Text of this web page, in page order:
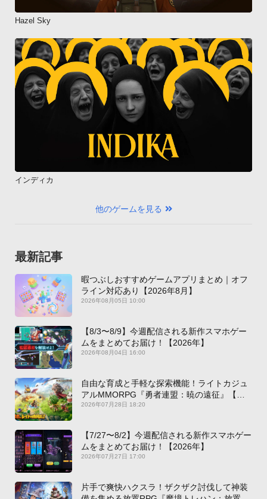
Hazel Sky
インディカ
他のゲームを見る
最新記事
暇つぶしおすすめゲームアプリまとめ｜オフ
ライン対応あり【2026年8月】
2026年08月05日 10:00
【8/3〜8/9】今週配信される新作スマホゲー
ムをまとめてお届け！【2026年】
2026年08月04日 16:00
自由な育成と手軽な探索機能！ライトカジュ
アルMMORPG『勇者連盟：暁の遠征』【最
新作PICKUP】
2026年07月28日 18:20
【7/27〜8/2】今週配信される新作スマホゲー
ムをまとめてお届け！【2026年】
2026年07月27日 17:00
片手で爽快ハクスラ！ザクザク討伐して神装